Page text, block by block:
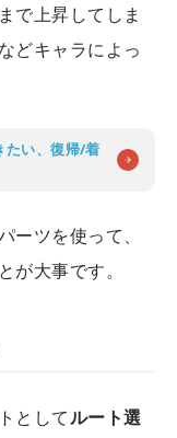
で上昇してしま
どキャラによっ
たい、復帰/着
ーツを使って、
が大事です。
としてルート選